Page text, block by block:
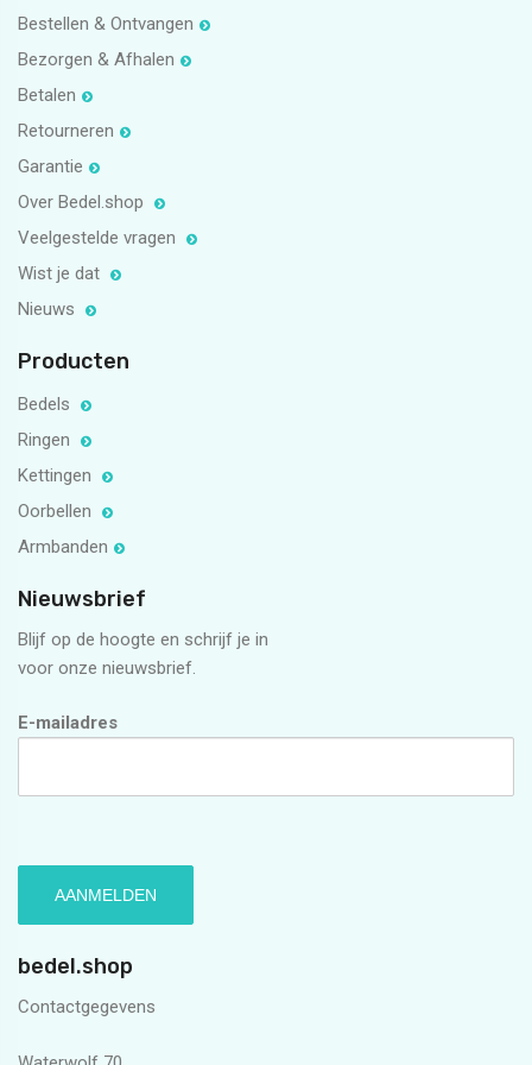
Bestellen & Ontvangen
Bezorgen & Afhalen
Betalen
Retourneren
Garantie
Over Bedel.shop
Veelgestelde vragen
Wist je dat
Nieuws
Producten
Bedels
Ringen
Kettingen
Oorbellen
Armbanden
Nieuwsbrief
Blijf op de hoogte en schrijf je in
voor onze nieuwsbrief.
E-mailadres
bedel.shop
Contactgegevens